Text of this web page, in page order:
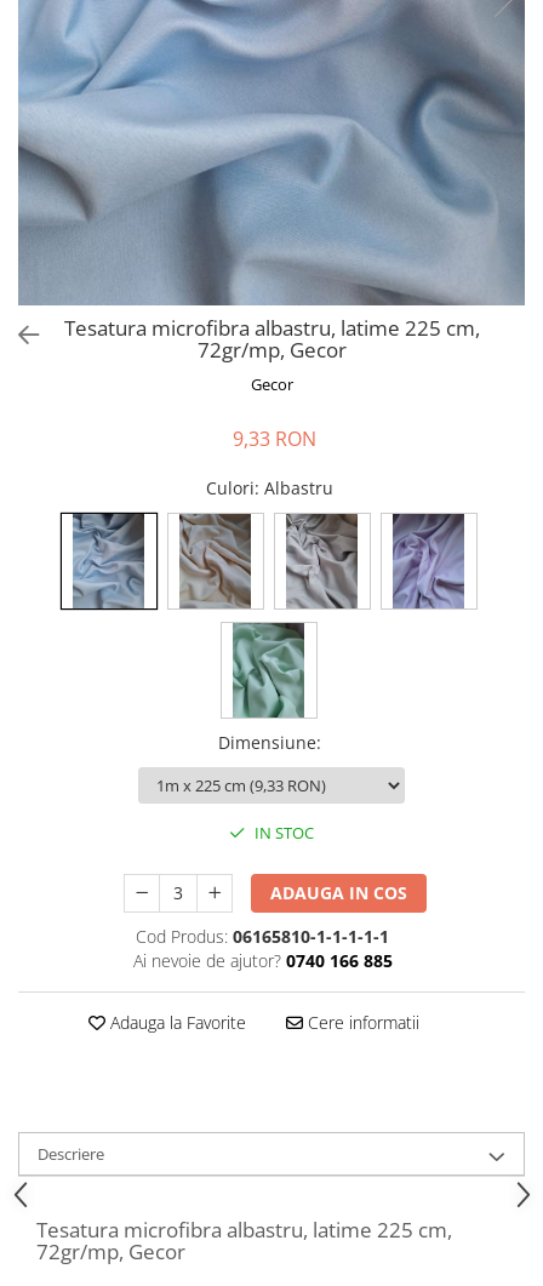
Tesatura microfibra albastru, latime 225 cm,
72gr/mp, Gecor
Gecor
9,33 RON
Culori: Albastru
Dimensiune:
IN STOC
ADAUGA IN COS
Cod Produs: 06165810-1-1-1-1-1
Ai nevoie de ajutor? 0740 166 885
Adauga la Favorite Cere informatii
Descriere
Tesatura microfibra albastru, latime 225 cm,
72gr/mp, Gecor